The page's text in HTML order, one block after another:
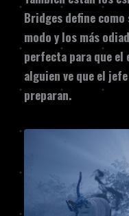
Bridges define
modo y los más
perfecta para que el
alguien ve que el
preparan.